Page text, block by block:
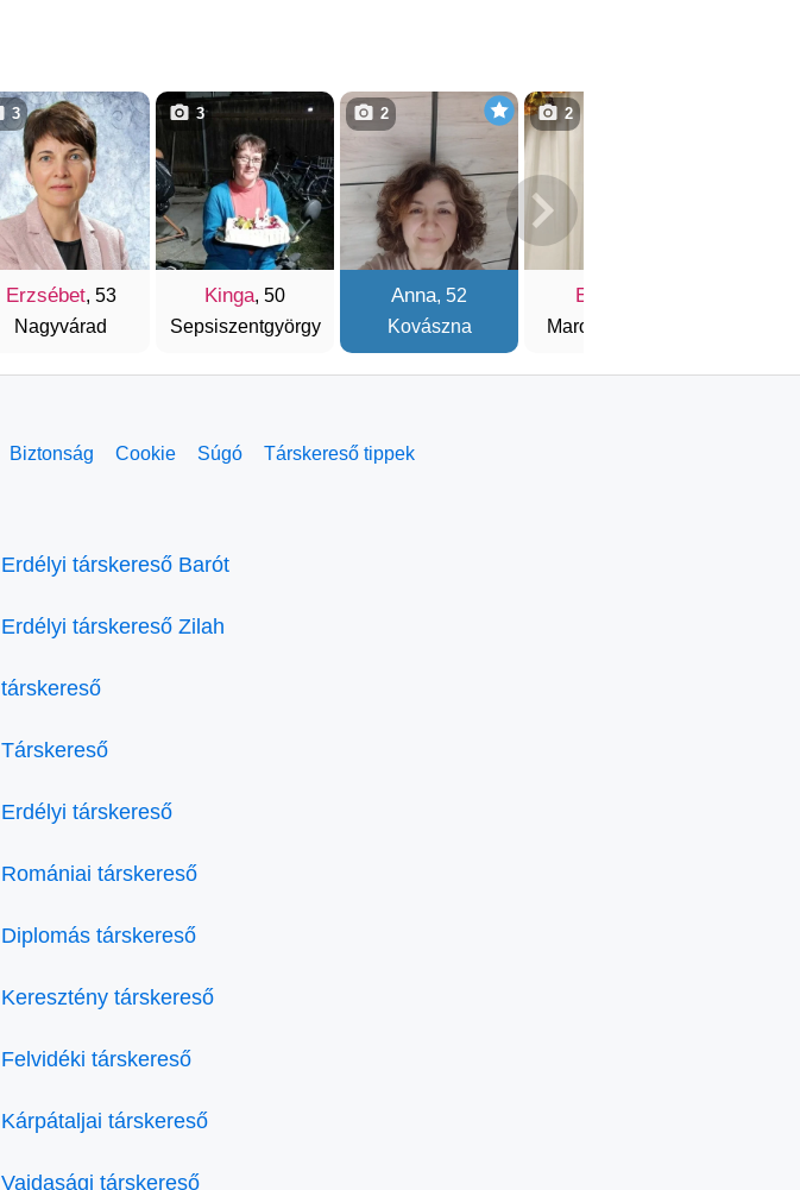
Erzsébet, 53
Nagyvárad
3
Kinga, 50
Sepsiszentgyörgy
3
Anna, 52
Kovászna
2
Erika
Marosvásárhely
2
Biztonság Cookie Súgó Társkereső tippek
Erdélyi társkereső Barót
Erdélyi társkereső Zilah
társkereső
Társkereső
Erdélyi társkereső
Romániai társkereső
Diplomás társkereső
Keresztény társkereső
Felvidéki társkereső
Kárpátaljai társkereső
Vajdasági társkereső